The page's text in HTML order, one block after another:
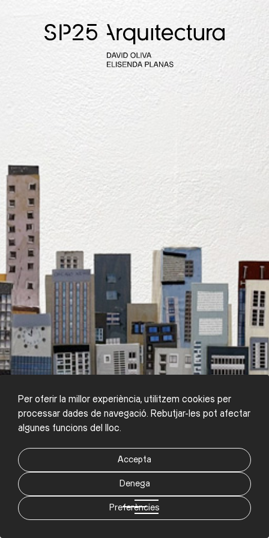
Per oferir la millor experiència, utilitzem cookies per
processar dades de navegació. Rebutjar-les pot afectar
algunes funcions del lloc.
Accepta
Denega
Preferències